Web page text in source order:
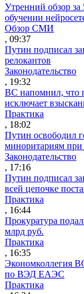
Утренний обзор за
обучении
Обзор СМИ
, 09:37
Путин подписал
релокантов
Законодательство
, 19:32
ВС напомнил, что
исключает
Практика
, 18:02
Путин освободил
миноритариям при
Законодательство
, 17:16
Путин подписал
всей цепочке
Практика
, 16:44
Прокуратура
млрд руб.
Практика
, 16:35
Экономколлегия
по ВЭД ЕАЭС
Практика